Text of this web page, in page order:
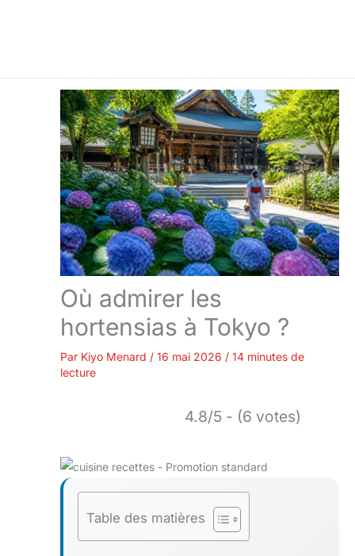
Où admirer les
hortensias à Tokyo ?
Par Kiyo Menard / 16 mai 2026 / 14 minutes de
lecture
4.8/5 - (6 votes)
Table des matières